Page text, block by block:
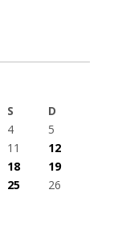
S
D
4
5
11
12
18
19
25
26